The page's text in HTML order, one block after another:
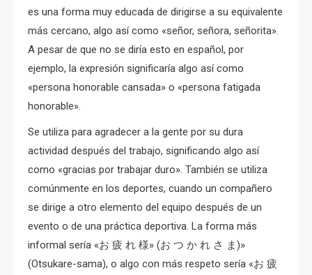
es una forma muy educada de dirigirse a su equivalente
más cercano, algo así como «señor, señora, señorita».
A pesar de que no se diría esto en español, por
ejemplo, la expresión significaría algo así como
«persona honorable cansada» o «persona fatigada
honorable».
Se utiliza para agradecer a la gente por su dura
actividad después del trabajo, significando algo así
como «gracias por trabajar duro». También se utiliza
comúnmente en los deportes, cuando un compañero
se dirige a otro elemento del equipo después de un
evento o de una práctica deportiva. La forma más
informal sería «お 疲 れ 様» (お つ か れ さ ま)»
(Otsukare-sama), o algo con más respeto sería «お 疲